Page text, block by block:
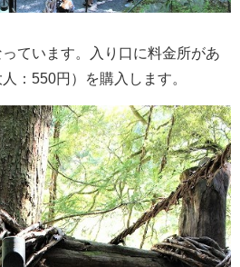
ています。入り口に料金所があ
：550円）を購入します。